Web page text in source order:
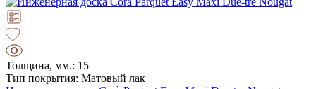
Толщина, мм.: 15
Тип покрытия: Матовый лак